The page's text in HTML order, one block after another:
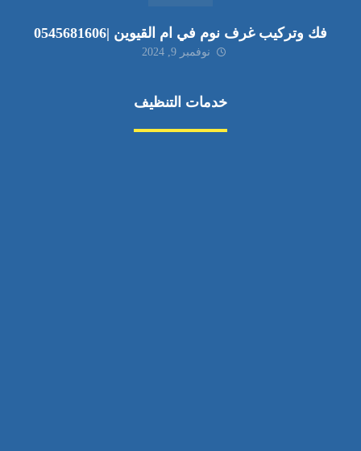
فك وتركيب غرف نوم في ام القيوين |0545681606
نوفمبر 9, 2024
خدمات التنظيف